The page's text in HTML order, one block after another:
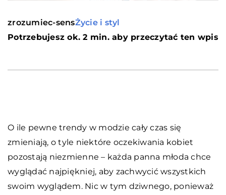
zrozumiec-sensŻycie i styl
Potrzebujesz ok. 2 min. aby przeczytać ten wpis
O ile pewne trendy w modzie cały czas się
zmieniają, o tyle niektóre oczekiwania kobiet
pozostają niezmienne – każda panna młoda chce
wyglądać najpiękniej, aby zachwycić wszystkich
swoim wyglądem. Nic w tym dziwnego, ponieważ